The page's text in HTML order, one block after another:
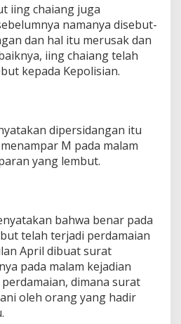
iing chaiang juga
namanya disebut-
dan hal itu merusak dan
iing chaiang telah
kepada Kepolisian.
dipersidangan itu
M pada malam
yang lembut.
bahwa benar pada
telah terjadi perdamaian
April dibuat surat
pada malam kejadian
dimana surat
oleh orang yang hadir